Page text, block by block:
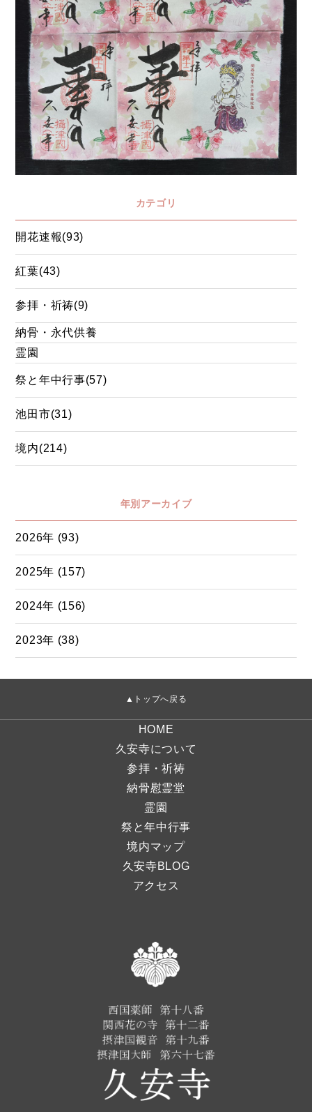
カテゴリ
開花速報(93)
紅葉(43)
参拝・祈祷(9)
納骨・永代供養
霊園
祭と年中行事(57)
池田市(31)
境内(214)
年別アーカイブ
2026年 (93)
2025年 (157)
2024年 (156)
2023年 (38)
▲トップへ戻る
HOME
久安寺について
参拝・祈祷
納骨慰霊堂
霊園
祭と年中行事
境内マップ
久安寺BLOG
アクセス